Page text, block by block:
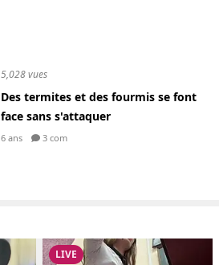
5,028 vues
Des termites et des fourmis se font
face sans s'attaquer
6 ans 3 com